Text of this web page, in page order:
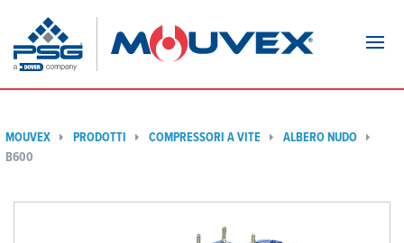
MOUVEX PRODOTTI COMPRESSORI A VITE
ALBERO NUDO
B600